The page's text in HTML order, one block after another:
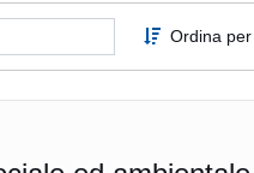
Ordina